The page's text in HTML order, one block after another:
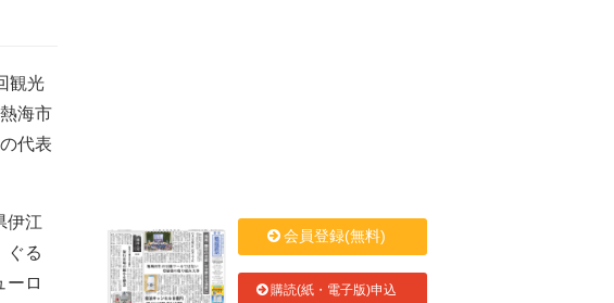
観光
海市
代表
伊江
ぐる
ーロ
会員登録(無料)
購読(紙・電子版)申込